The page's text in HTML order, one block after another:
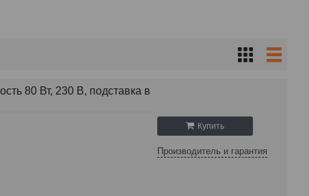
Купить
Производитель и гарантия
80 Вт, 230 В, подставка в